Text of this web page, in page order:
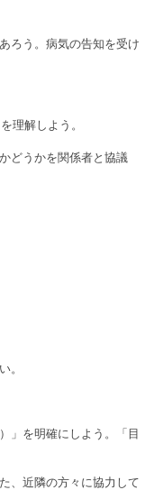
ろう。病気の告知を受け
理解しよう。
どうかを関係者と協議
。
」を明確にしよう。「目
、近隣の方々に協力して